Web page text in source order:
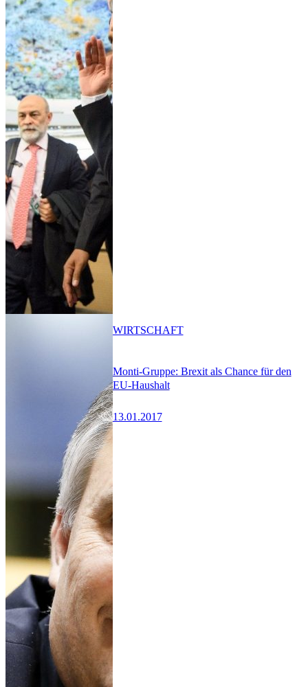
Monti-Gruppe: Brexit als Chance für den
EU-Haushalt
13.01.2017
WIRTSCHAFT